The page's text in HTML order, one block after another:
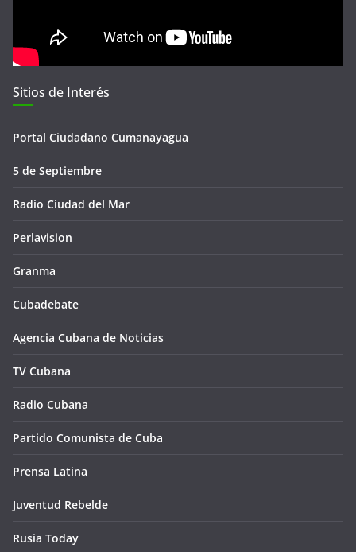
Sitios de Interés
Portal Ciudadano Cumanayagua
5 de Septiembre
Radio Ciudad del Mar
Perlavision
Granma
Cubadebate
Agencia Cubana de Noticias
TV Cubana
Radio Cubana
Partido Comunista de Cuba
Prensa Latina
Juventud Rebelde
Rusia Today